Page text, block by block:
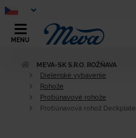
MENU
MEVA-SK S.R.O. ROŽŇAVA
Dielenské vybavenie
Rohože
Protiúnavové rohože
Protiúnavová rohož Deckplate